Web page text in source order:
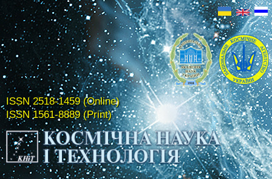
ISSN 2518-1459 (Online)
ISSN 1561-8889 (Print)